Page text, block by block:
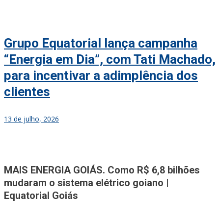
Grupo Equatorial lança campanha
“Energia em Dia”, com Tati Machado,
para incentivar a adimplência dos
clientes
13 de julho, 2026
Jornal mais completo de Noticias e Informações de Rio Verde e
Região
MAIS ENERGIA GOIÁS. Como R$ 6,8 bilhões
mudaram o sistema elétrico goiano |
Equatorial Goiás